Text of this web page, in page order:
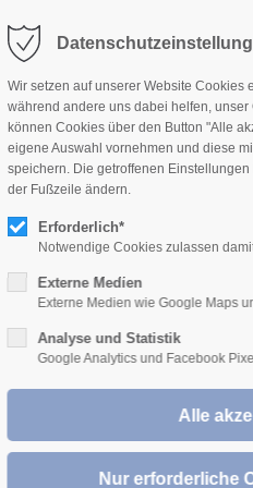
KONTAKT BERATER &
PRODUKTE PREISE
Wir setzen auf unserer Website Cookies
während andere uns dabei helfen,
können Cookies über den Button "Alle
eigene Auswahl vornehmen und diese
speichern. Die getroffenen
der Fußzeile ändern.
Erforderlich*
Notwendige Cookies zulassen
Externe Medien
Externe Medien wie Google Maps
Analyse und Statistik
Google Analytics und Facebook